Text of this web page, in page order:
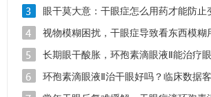
疗？
眼干莫大意：干眼症怎么用药才能防止
视物模糊困扰，干眼症导致看东西模糊
长期眼干酸胀，环孢素滴眼液Ⅱ能治疗
环孢素滴眼液Ⅱ治干眼好吗？临床数据